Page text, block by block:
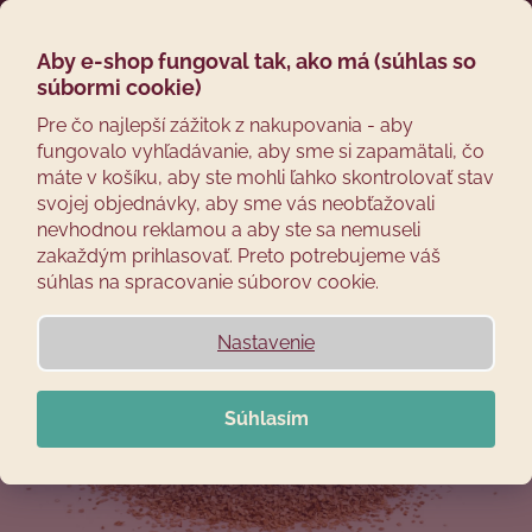
Aby e-shop fungoval tak, ako má (súhlas so
súbormi cookie)
Pre čo najlepší zážitok z nakupovania - aby
fungovalo vyhľadávanie, aby sme si zapamätali, čo
máte v košíku, aby ste mohli ľahko skontrolovať stav
svojej objednávky, aby sme vás neobťažovali
nevhodnou reklamou a aby ste sa nemuseli
zakaždým prihlasovať. Preto potrebujeme váš
súhlas na spracovanie súborov cookie.
Nastavenie
Súhlasím
Prejsť
obsah
košík
5KS A VIAC ZĽAVA
10%
Späť
Č
o
p
o
e
u
e
e